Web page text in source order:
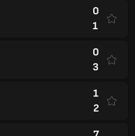
0
1
0
3
1
2